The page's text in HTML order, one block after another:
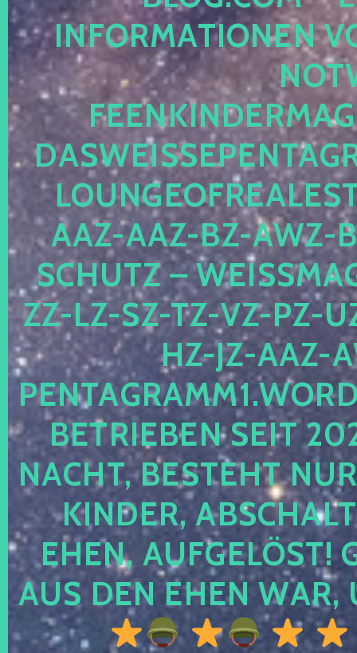
NFORMATIONEN
AZ-AAZ-BZ-AWZ-
CHUTZ –
-LZ-SZ-TZ-VZ-PZ-UZ-
-JZ-AAZ-
TRIEBEN SEIT 2024
CHT, BESTEHT NUR
NDER,
EN, AUFGELÖST!
S DEN EHEN WAR,